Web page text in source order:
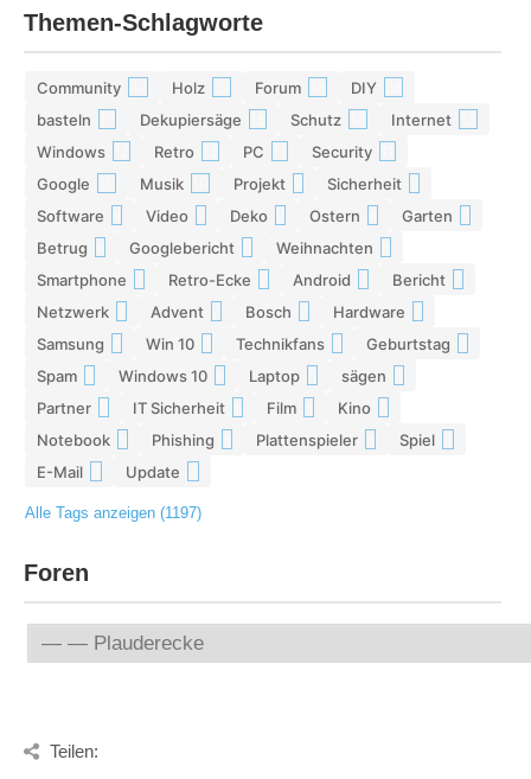
Themen-Schlagworte
Community Holz Forum DIY
basteln Dekupiersäge Schutz Internet
Windows Retro PC Security
Google Musik Projekt Sicherheit
Software Video Deko Ostern Garten
Betrug Googlebericht Weihnachten
Smartphone Retro-Ecke Android Bericht
Netzwerk Advent Bosch Hardware
Samsung Win 10 Technikfans Geburtstag
Spam Windows 10 Laptop sägen
Partner IT Sicherheit Film Kino
Notebook Phishing Plattenspieler Spiel
E-Mail Update
Alle Tags anzeigen (1197)
Foren
Teilen: